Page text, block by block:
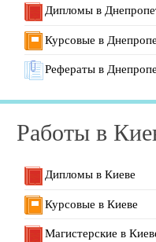
Дипломы в
Курсовые в
Рефераты в
Работы в
Дипломы в Киеве
Курсовые в Киеве
Магистерские в